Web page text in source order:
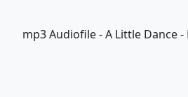
mp3 Audiofile - A Little Dance -